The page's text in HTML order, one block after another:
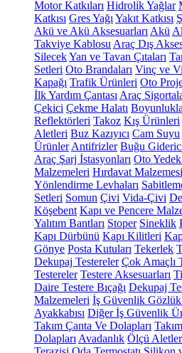
Motor Katkıları Hidrolik Yağlar
Katkısı Gres Yağı Yakıt Katkısı
Akü ve Akü Aksesuarları Akü
Takviye Kablosu Araç Dış
SilecekYan ve Tavan Çıtaları
Setleri Oto Brandaları Vinç ve
Kapağı Trafik Ürünleri Oto
İlk Yardım Çantası Araç
Çekici Çekme Halatı
Reflektörleri Takoz Kış Ürünleri
Aletleri Buz Kazıyıcı Cam Suyu
Ürünler Antifrizler Buğu
Araç Şarj İstasyonları Oto
Malzemeleri Hırdavat
Yönlendirme Levhaları
Setleri Somun Çivi Vida-Çivi
Köşebent Kapı ve Pencere
Yalıtım Bantları Stoper Sineklik
Kapı Dürbünü Kapı Kilitleri
Gönye Posta Kutuları Tekerlek
Dekupaj Testereler Çok Amaçlı
Testereler Testere Aksesuarları
Daire Testere Bıçağı Dekupaj
Malzemeleri İş Güvenlik
Ayakkabısı Diğer İş Güvenlik
Takım Çanta Ve Dolapları
Dolapları Avadanlık Ölçü